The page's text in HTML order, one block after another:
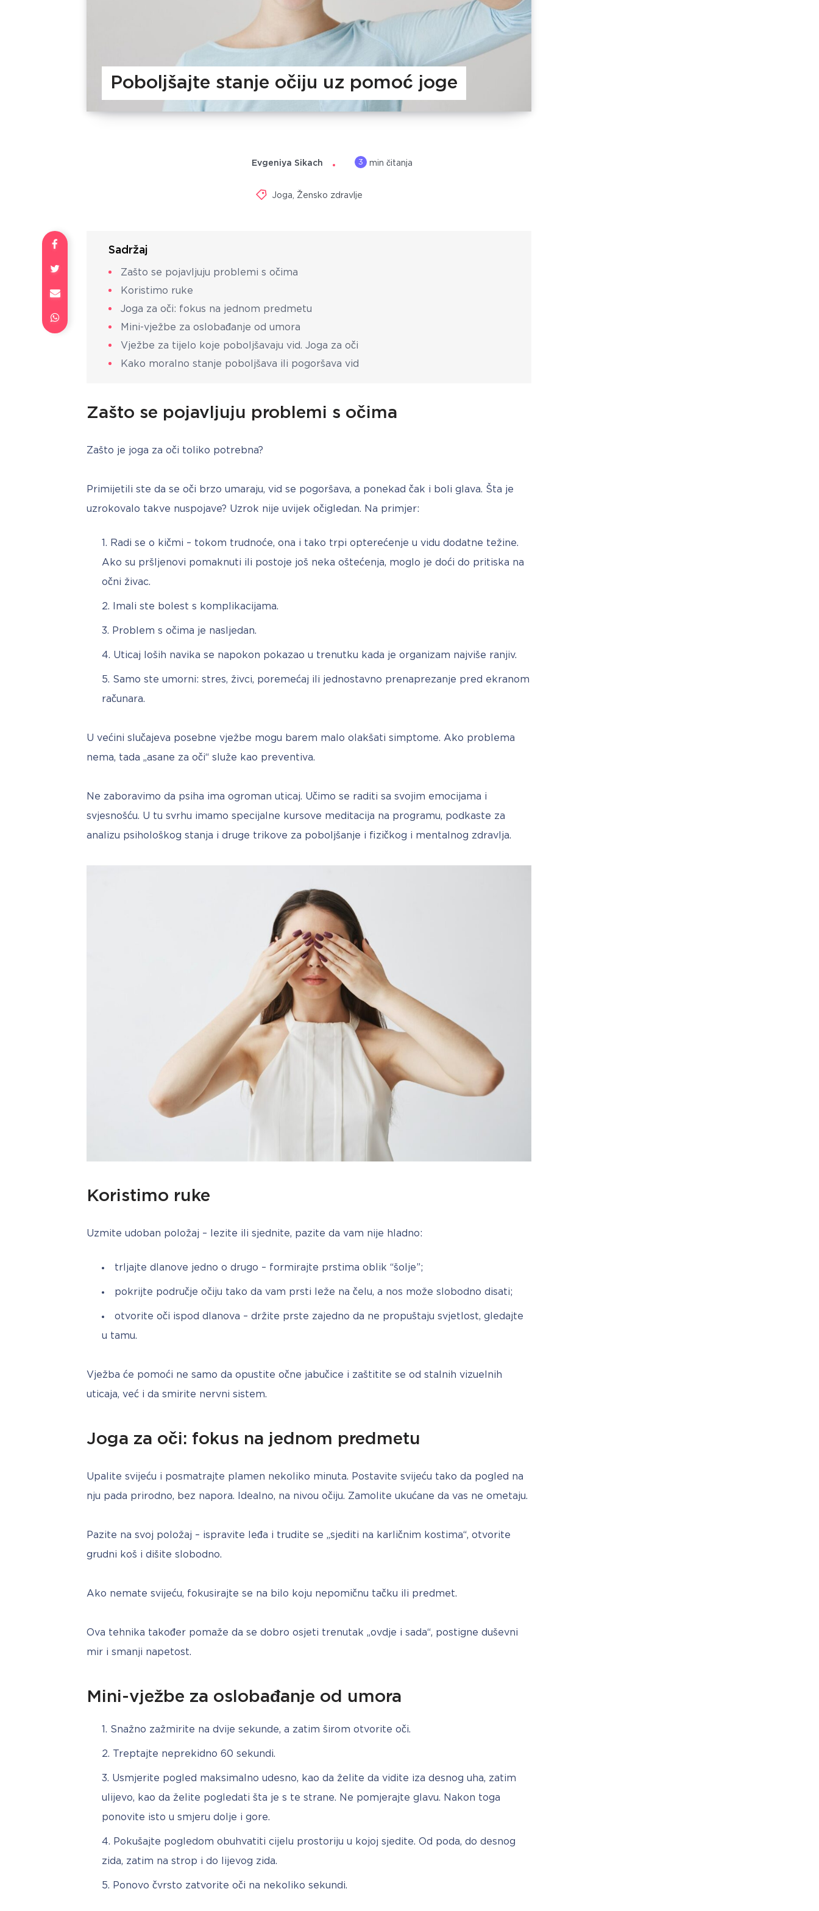
Poboljšajte stanje očiju uz pomoć joge
Evgeniya Sikach 3 min čitanja
Joga Žensko zdravlje
Sadržaj
Zašto se pojavljuju problemi s očima
Koristimo ruke
Joga za oči: fokus na jednom predmetu
Mini-vježbe za oslobađanje od umora
Vježbe za tijelo koje poboljšavaju vid. Joga za oči
Kako moralno stanje poboljšava ili pogoršava vid
Zašto se pojavljuju problemi s očima
Zašto je joga za oči toliko potrebna?
Primijetili ste da se oči brzo umaraju, vid se pogoršava, a ponekad čak i boli glava. Šta je
uzrokovalo takve nuspojave? Uzrok nije uvijek očigledan. Na primjer:
Radi se o kičmi – tokom trudnoće, ona i tako trpi opterećenje u vidu dodatne težine.
Ako su pršljenovi pomaknuti ili postoje još neka oštećenja, moglo je doći do pritiska na
očni živac.
Imali ste bolest s komplikacijama.
Problem s očima je nasljedan.
Uticaj loših navika se napokon pokazao u trenutku kada je organizam najviše ranjiv.
Samo ste umorni: stres, živci, poremećaj ili jednostavno prenaprezanje pred ekranom
računara.
U većini slučajeva posebne vježbe mogu barem malo olakšati simptome. Ako problema
nema, tada „asane za oči“ služe kao preventiva.
Ne zaboravimo da psiha ima ogroman uticaj. Učimo se raditi sa svojim emocijama i
svjesnošću. U tu svrhu imamo specijalne kursove meditacija na programu, podkaste za
analizu psihološkog stanja i druge trikove za poboljšanje i fizičkog i mentalnog zdravlja.
Koristimo ruke
Uzmite udoban položaj – lezite ili sjednite, pazite da vam nije hladno:
trljajte dlanove jedno o drugo – formirajte prstima oblik “šolje”;
pokrijte područje očiju tako da vam prsti leže na čelu, a nos može slobodno disati;
otvorite oči ispod dlanova – držite prste zajedno da ne propuštaju svjetlost, gledajte
u tamu.
Vježba će pomoći ne samo da opustite očne jabučice i zaštitite se od stalnih vizuelnih
uticaja, već i da smirite nervni sistem.
Joga za oči: fokus na jednom predmetu
Upalite svijeću i posmatrajte plamen nekoliko minuta. Postavite svijeću tako da pogled na
nju pada prirodno, bez napora. Idealno, na nivou očiju. Zamolite ukućane da vas ne ometaju.
Pazite na svoj položaj – ispravite leđa i trudite se „sjediti na karličnim kostima“, otvorite
grudni koš i dišite slobodno.
Ako nemate svijeću, fokusirajte se na bilo koju nepomičnu tačku ili predmet.
Ova tehnika također pomaže da se dobro osjeti trenutak „ovdje i sada“, postigne duševni
mir i smanji napetost.
Mini-vježbe za oslobađanje od umora
Snažno zažmirite na dvije sekunde, a zatim širom otvorite oči.
Treptajte neprekidno 60 sekundi.
Usmjerite pogled maksimalno udesno, kao da želite da vidite iza desnog uha, zatim
ulijevo, kao da želite pogledati šta je s te strane. Ne pomjerajte glavu. Nakon toga
ponovite isto u smjeru dolje i gore.
Pokušajte pogledom obuhvatiti cijelu prostoriju u kojoj sjedite. Od poda, do desnog
zida, zatim na strop i do lijevog zida.
Ponovo čvrsto zatvorite oči na nekoliko sekundi.